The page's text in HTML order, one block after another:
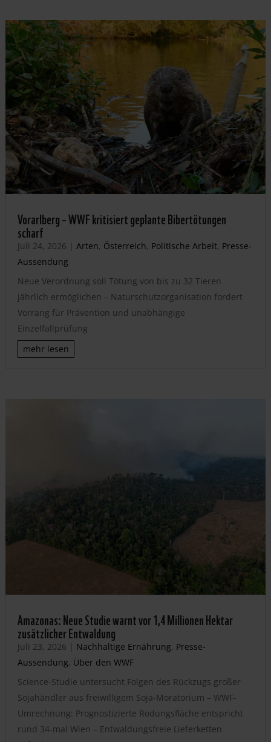
Vorarlberg – WWF kritisiert geplante Bibertötungen
scharf
Juli 24, 2026 | Arten, Österreich, Politische Arbeit, Presse-
Aussendung
Neue Verordnung soll Tötung von bis zu 32 Tieren
jährlich ermöglichen – Naturschutzorganisation fordert
Vorrang für Prävention und unabhängige
Einzelfallprüfung
mehr lesen
Amazonas: Neue Studie warnt vor 1,4 Millionen Hektar
zusätzlicher Entwaldung
Juli 23, 2026 | Nachhaltige Ernährung, Presse-
Aussendung, Über den WWF
Science-Studie untersucht Folgen des Rückzugs großer
Sojahändler aus freiwilligem Soja-Moratorium – WWF-
Umrechnung: Prognostizierte Rodungsfläche entspricht
rund 34-mal Wien – Entwaldungsfreie Lieferketten